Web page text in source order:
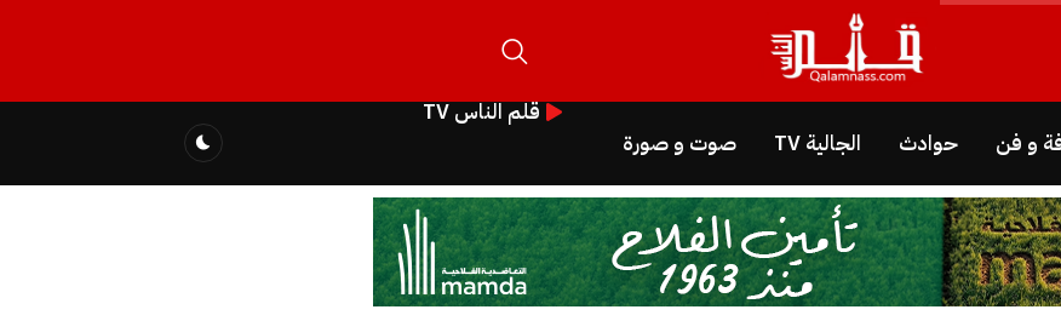
و فن حوادث الجالية TV صوت و صورة
قلم الناس TV